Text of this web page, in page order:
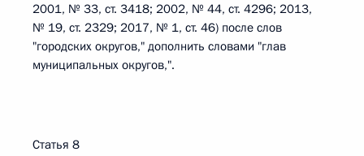
2001, № 33, ст. 3418; 2002, № 44, ст. 4296; 2013,
№ 19, ст. 2329; 2017, № 1, ст. 46) после слов
"городских округов," дополнить словами "глав
муниципальных округов,".
Статья 8